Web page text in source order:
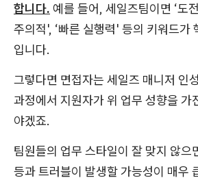
합니다. 예를 들어, 세일즈팀이면 ‘도
주의적', ‘빠른 실행력' 등의 키워드가
입니다.
그렇다면 면접자는 세일즈 매니저 인
과정에서 지원자가 위 업무 성향을 가
야겠죠.
팀원들의 업무 스타일이 잘 맞지 않으
등과 트러블이 발생할 가능성이 매우